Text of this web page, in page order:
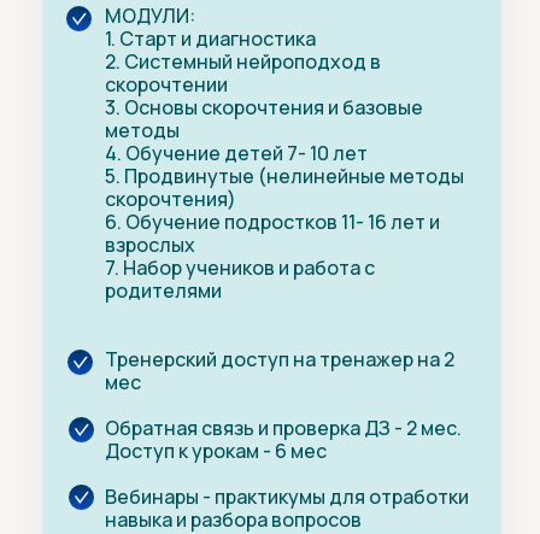
МОДУЛИ:
1. Старт и диагностика
2. Системный нейроподход в
скорочтении
3. Основы скорочтения и базовые
методы
4. Обучение детей 7- 10 лет
5. Продвинутые (нелинейные методы
скорочтения)
6. Обучение подростков 11- 16 лет и
взрослых
7. Набор учеников и работа с
родителями
Тренерский доступ на тренажер на 2
мес
Обратная связь и проверка ДЗ - 2 мес.
Доступ к урокам - 6 мес
Вебинары - практикумы для отработки
навыка и разбора вопросов